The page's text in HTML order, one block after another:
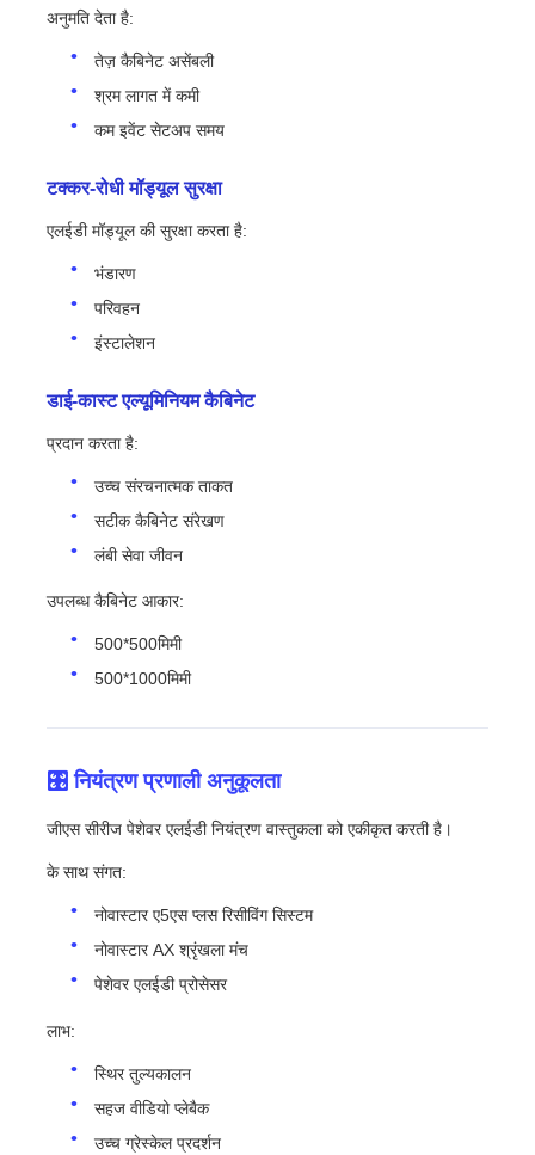
अनुमति देता है:
तेज़ कैबिनेट असेंबली
श्रम लागत में कमी
कम इवेंट सेटअप समय
टक्कर-रोधी मॉड्यूल सुरक्षा
एलईडी मॉड्यूल की सुरक्षा करता है:
भंडारण
परिवहन
इंस्टालेशन
डाई-कास्ट एल्यूमिनियम कैबिनेट
प्रदान करता है:
उच्च संरचनात्मक ताकत
सटीक कैबिनेट संरेखण
लंबी सेवा जीवन
उपलब्ध कैबिनेट आकार:
500*500मिमी
500*1000मिमी
🎛️ नियंत्रण प्रणाली अनुकूलता
जीएस सीरीज पेशेवर एलईडी नियंत्रण वास्तुकला को एकीकृत करती है।
के साथ संगत:
नोवास्टार ए5एस प्लस रिसीविंग सिस्टम
नोवास्टार AX श्रृंखला मंच
पेशेवर एलईडी प्रोसेसर
लाभ:
स्थिर तुल्यकालन
सहज वीडियो प्लेबैक
उच्च ग्रेस्केल प्रदर्शन